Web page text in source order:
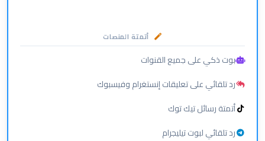
أتمتة المنصات
بوت ذكي على جميع القنوات
رد تلقائي على تعليقات إنستغرام وفيسبوك
أتمتة رسائل تيك توك
رد تلقائي لبوت تيليجرام